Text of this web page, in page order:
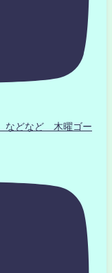
などなど 木曜ゴー